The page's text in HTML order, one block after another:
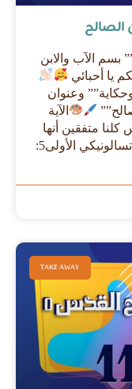
الصالح
بسم الآب والابن
يا أحبائي
وعنوان
الآية
متفقين أنها
صعبة جدًاالقديس بولس الرسول في تسالونيكي الأولى5:
TAKE AWAY